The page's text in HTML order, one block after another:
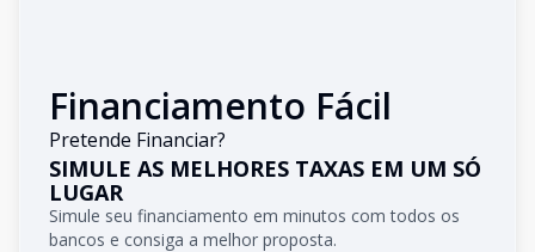
Financiamento Fácil
Pretende Financiar?
SIMULE AS MELHORES TAXAS EM UM SÓ
LUGAR
Simule seu financiamento em minutos com todos os
bancos e consiga a melhor proposta.